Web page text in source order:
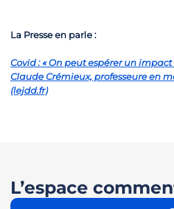
La Presse en parle :
Covid : « On peut espérer un
Claude Crémieux, professeure en
(lejdd.fr)
L’espace